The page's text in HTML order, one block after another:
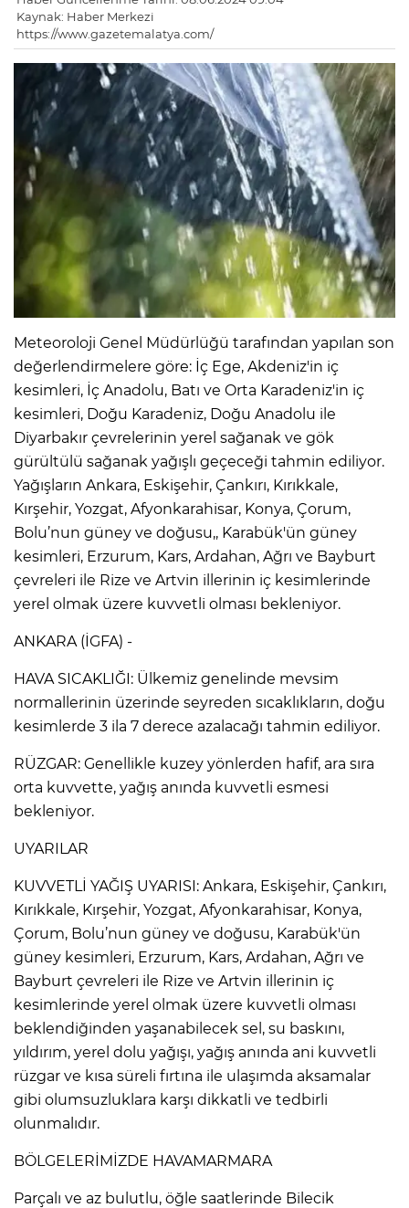
Kaynak: Haber Merkezi
https://www.gazetemalatya.com/
Meteoroloji Genel Müdürlüğü tarafından yapılan son
değerlendirmelere göre: İç Ege, Akdeniz'in iç
kesimleri, İç Anadolu, Batı ve Orta Karadeniz'in iç
kesimleri, Doğu Karadeniz, Doğu Anadolu ile
Diyarbakır çevrelerinin yerel sağanak ve gök
gürültülü sağanak yağışlı geçeceği tahmin ediliyor.
Yağışların Ankara, Eskişehir, Çankırı, Kırıkkale,
Kırşehir, Yozgat, Afyonkarahisar, Konya, Çorum,
Bolu’nun güney ve doğusu,, Karabük'ün güney
kesimleri, Erzurum, Kars, Ardahan, Ağrı ve Bayburt
çevreleri ile Rize ve Artvin illerinin iç kesimlerinde
yerel olmak üzere kuvvetli olması bekleniyor.
ANKARA (İGFA) -
HAVA SICAKLIĞI: Ülkemiz genelinde mevsim
normallerinin üzerinde seyreden sıcaklıkların, doğu
kesimlerde 3 ila 7 derece azalacağı tahmin ediliyor.
RÜZGAR: Genellikle kuzey yönlerden hafif, ara sıra
orta kuvvette, yağış anında kuvvetli esmesi
bekleniyor.
UYARILAR
KUVVETLİ YAĞIŞ UYARISI: Ankara, Eskişehir, Çankırı,
Kırıkkale, Kırşehir, Yozgat, Afyonkarahisar, Konya,
Çorum, Bolu’nun güney ve doğusu, Karabük'ün
güney kesimleri, Erzurum, Kars, Ardahan, Ağrı ve
Bayburt çevreleri ile Rize ve Artvin illerinin iç
kesimlerinde yerel olmak üzere kuvvetli olması
beklendiğinden yaşanabilecek sel, su baskını,
yıldırım, yerel dolu yağışı, yağış anında ani kuvvetli
rüzgar ve kısa süreli fırtına ile ulaşımda aksamalar
gibi olumsuzluklara karşı dikkatli ve tedbirli
olunmalıdır.
BÖLGELERİMİZDE HAVAMARMARA
Parçalı ve az bulutlu, öğle saatlerinde Bilecik